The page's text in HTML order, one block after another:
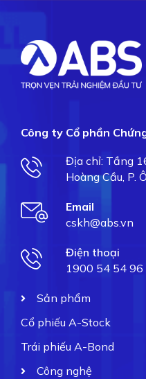
Công ty Cổ phần
Địa chỉ: Tầng
Hoàng Cầu, P.
Email
cskh@abs.vn
Điện thoại
1900 54 54 96
Sản phẩm
Cổ phiếu A-Stock
Trái phiếu A-Bond
Công nghệ